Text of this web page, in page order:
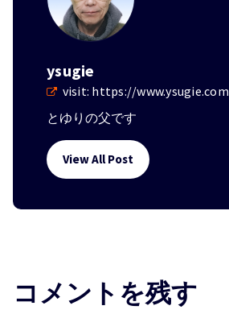
ysugie
visit: https://www.ysugie.com
とゆりの父です
View All Post
コメントを残す